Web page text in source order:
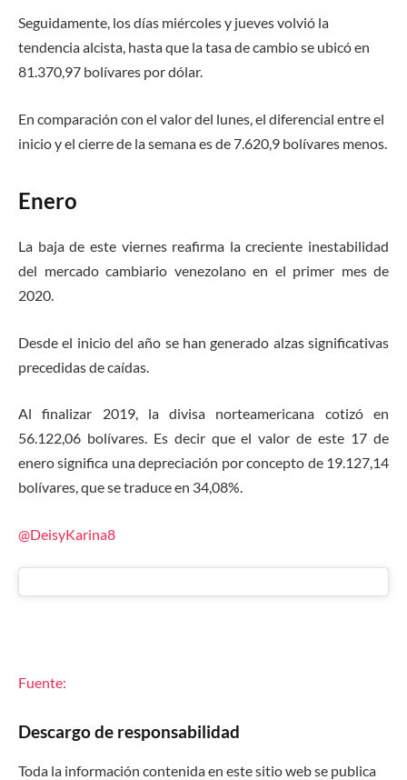
Seguidamente, los días miércoles y jueves volvió la
tendencia alcista, hasta que la tasa de cambio se ubicó en
81.370,97 bolívares por dólar.
En comparación con el valor del lunes, el diferencial entre el
inicio y el cierre de la semana es de 7.620,9 bolívares menos.
Enero
La baja de este viernes reafirma la creciente inestabilidad
del mercado cambiario venezolano en el primer mes de
2020.
Desde el inicio del año se han generado alzas significativas
precedidas de caídas.
Al finalizar 2019, la divisa norteamericana cotizó en
56.122,06 bolívares. Es decir que el valor de este 17 de
enero significa una depreciación por concepto de 19.127,14
bolívares, que se traduce en 34,08%.
@DeisyKarina8
Fuente:
Descargo de responsabilidad
Toda la información contenida en este sitio web se publica